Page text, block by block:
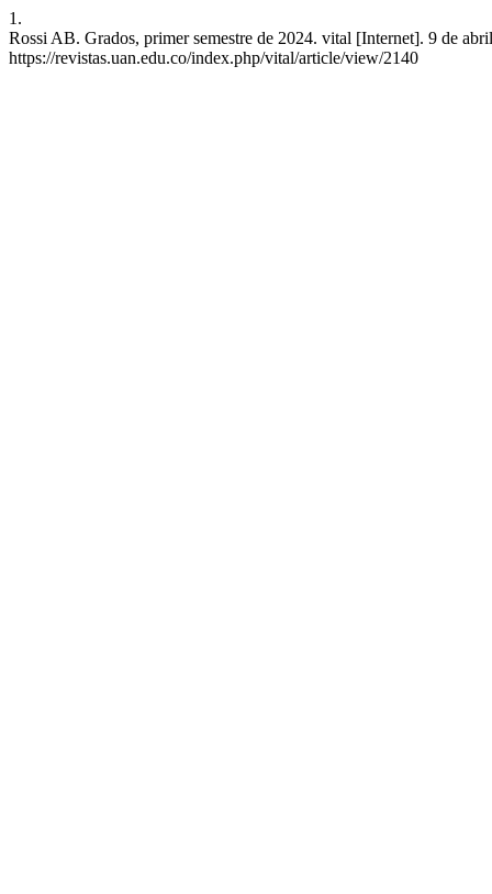
1.
Rossi AB. Grados, primer semestre de 2024. vital [Internet]. 9 de
https://revistas.uan.edu.co/index.php/vital/article/view/2140